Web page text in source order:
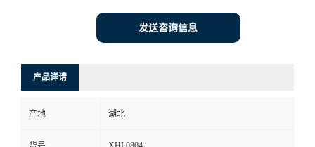
发送咨询信息
产品详请
产地 湖北